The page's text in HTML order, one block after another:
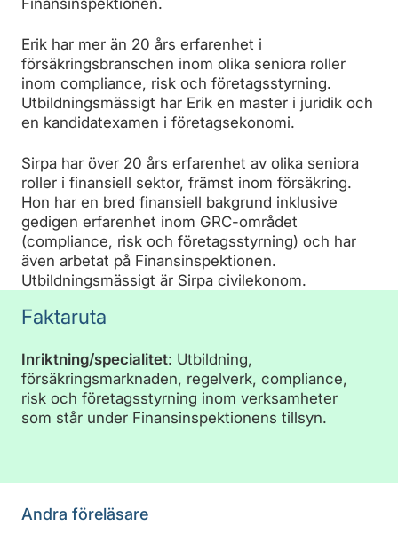
Erik har mer än 20 års erfarenhet i
försäkringsbranschen inom olika seniora roller
inom compliance, risk och företagsstyrning.
Utbildningsmässigt har Erik en master i juridik och
en kandidatexamen i företagsekonomi.
Sirpa har över 20 års erfarenhet av olika seniora
roller i finansiell sektor, främst inom försäkring.
Hon har en bred finansiell bakgrund inklusive
gedigen erfarenhet inom GRC-området
(compliance, risk och företagsstyrning) och har
även arbetat på Finansinspektionen.
Utbildningsmässigt är Sirpa civilekonom.
Faktaruta
Inriktning/specialitet: Utbildning,
försäkringsmarknaden, regelverk, compliance,
risk och företagsstyrning inom verksamheter
som står under Finansinspektionens tillsyn.
Andra föreläsare